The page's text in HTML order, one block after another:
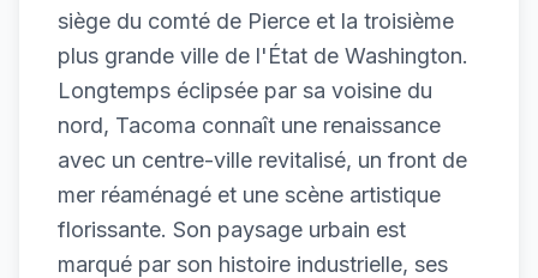
siège du comté de Pierce et la troisième
plus grande ville de l'État de Washington.
Longtemps éclipsée par sa voisine du
nord, Tacoma connaît une renaissance
avec un centre-ville revitalisé, un front de
mer réaménagé et une scène artistique
florissante. Son paysage urbain est
marqué par son histoire industrielle, ses